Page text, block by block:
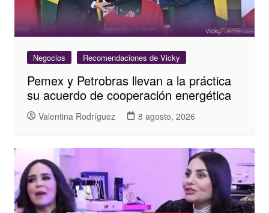
Negocios Recomendaciones de Vicky
Pemex y Petrobras llevan a la práctica
su acuerdo de cooperación energética
Valentina Rodríguez 8 agosto, 2026